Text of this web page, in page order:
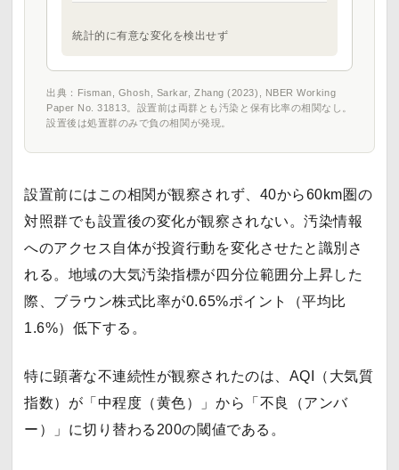
統計的に有意な変化を検出せず
出典：Fisman, Ghosh, Sarkar, Zhang (2023), NBER Working
Paper No. 31813。設置前は両群とも汚染と保有比率の相関なし。
設置後は処置群のみで負の相関が発現。
設置前にはこの相関が観察されず、40から60km圏の
対照群でも設置後の変化が観察されない。汚染情報
へのアクセス自体が投資行動を変化させたと識別さ
れる。地域の大気汚染指標が四分位範囲分上昇した
際、ブラウン株式比率が0.65%ポイント（平均比
1.6%）低下する。
特に顕著な不連続性が観察されたのは、AQI（大気質
指数）が「中程度（黄色）」から「不良（アンバ
ー）」に切り替わる200の閾値である。